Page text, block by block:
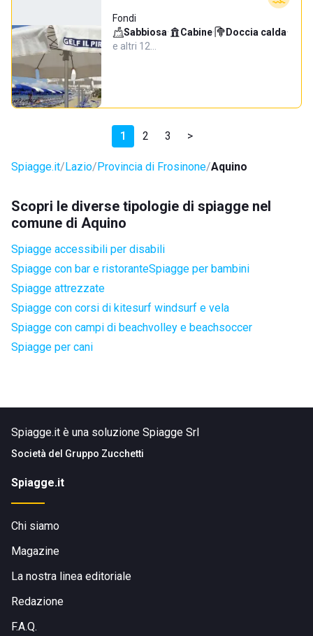
Fondi
Sabbiosa· Cabine· Doccia calda·
e altri 12…
1 2 3 >
Spiagge.it Lazio Provincia di Frosinone Aquino
Scopri le diverse tipologie di spiagge nel
comune di Aquino
Spiagge accessibili per disabili
Spiagge con bar e ristoranteSpiagge per bambini
Spiagge attrezzate
Spiagge con corsi di kitesurf windsurf e vela
Spiagge con campi di beachvolley e beachsoccer
Spiagge per cani
Spiagge.it è una soluzione Spiagge Srl
Società del Gruppo Zucchetti
Spiagge.it
Chi siamo
Magazine
La nostra linea editoriale
Redazione
F.A.Q.